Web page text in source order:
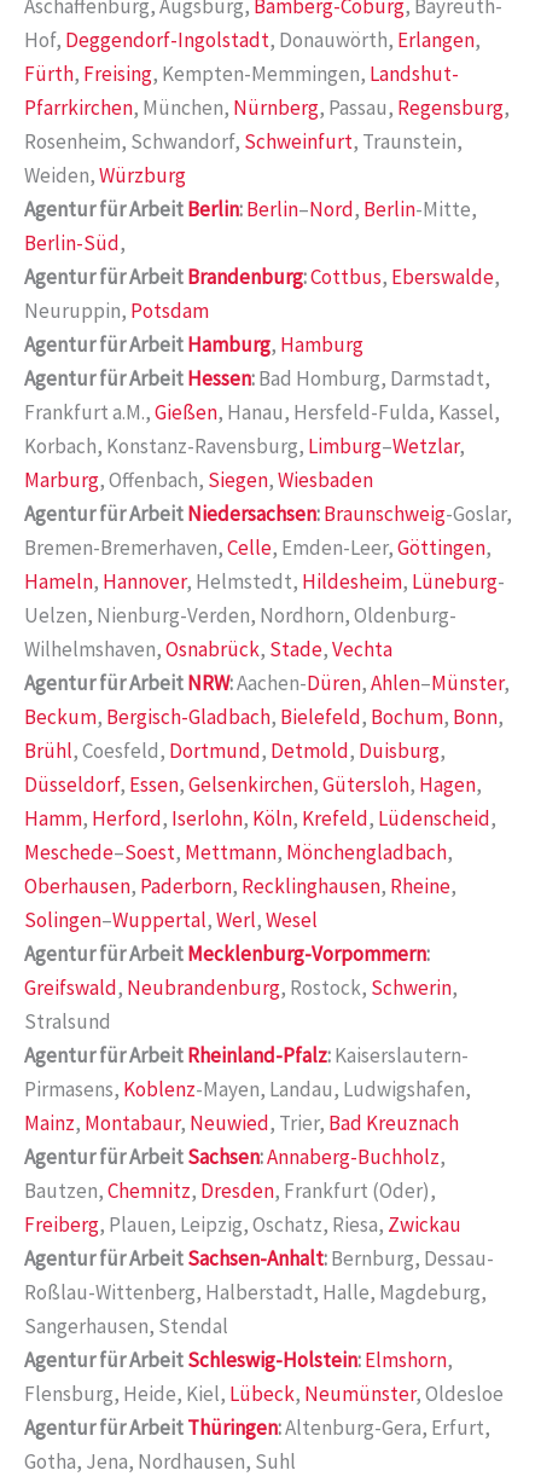
Aschaffenburg, Augsburg, Bamberg-Coburg, Bayreuth-
Hof, Deggendorf-Ingolstadt, Donauwörth, Erlangen,
Fürth, Freising, Kempten-Memmingen, Landshut-
Pfarrkirchen, München, Nürnberg, Passau, Regensburg,
Rosenheim, Schwandorf, Schweinfurt, Traunstein,
Weiden,Würzburg
Agentur für ArbeitBerlin:Berlin–Nord, Berlin-Mitte,
Berlin-Süd,
Agentur für ArbeitBrandenburg:Cottbus, Eberswalde,
Neuruppin, Potsdam
Agentur für ArbeitHamburg, Hamburg
Agentur für ArbeitHessen:Bad Homburg, Darmstadt,
Frankfurt a.M.,Gießen, Hanau, Hersfeld-Fulda, Kassel,
Korbach, Konstanz-Ravensburg, Limburg–Wetzlar,
Marburg, Offenbach, Siegen,Wiesbaden
Agentur für ArbeitNiedersachsen:Braunschweig-Goslar,
Bremen-Bremerhaven,Celle, Emden-Leer,Göttingen,
Hameln, Hannover, Helmstedt, Hildesheim, Lüneburg-
Uelzen, Nienburg-Verden, Nordhorn, Oldenburg-
Wilhelmshaven,Osnabrück, Stade,Vechta
Agentur für ArbeitNRW:Aachen-Düren,Ahlen–Münster,
Beckum, Bergisch-Gladbach, Bielefeld, Bochum, Bonn,
Brühl, Coesfeld, Dortmund, Detmold, Duisburg,
Düsseldorf, Essen,Gelsenkirchen,Gütersloh, Hagen,
Hamm, Herford, Iserlohn, Köln, Krefeld, Lüdenscheid,
Meschede–Soest, Mettmann, Mönchengladbach,
Oberhausen, Paderborn, Recklinghausen, Rheine,
Solingen–Wuppertal,Werl,Wesel
Agentur für ArbeitMecklenburg-Vorpommern:
Greifswald, Neubrandenburg, Rostock, Schwerin,
Stralsund
Agentur für ArbeitRheinland-Pfalz:Kaiserslautern-
Pirmasens, Koblenz-Mayen, Landau, Ludwigshafen,
Mainz, Montabaur, Neuwied, Trier, Bad Kreuznach
Agentur für ArbeitSachsen:Annaberg-Buchholz,
Bautzen,Chemnitz, Dresden, Frankfurt (Oder),
Freiberg, Plauen, Leipzig, Oschatz, Riesa, Zwickau
Agentur für ArbeitSachsen-Anhalt:Bernburg, Dessau-
Roßlau-Wittenberg, Halberstadt, Halle, Magdeburg,
Sangerhausen, Stendal
Agentur für ArbeitSchleswig-Holstein:Elmshorn,
Flensburg, Heide, Kiel, Lübeck, Neumünster, Oldesloe
Agentur für ArbeitThüringen:Altenburg-Gera, Erfurt,
Gotha, Jena, Nordhausen, Suhl